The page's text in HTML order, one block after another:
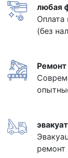
любая
Оплата
(без
ремонт